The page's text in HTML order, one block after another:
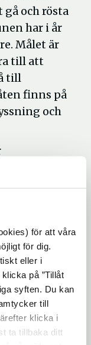
för att våra
för dig.
eller i
på ”Tillåt
syften. Du kan
till
klicka i
ta tillbaka ditt
och rösta
har i år
Målet är
till att
till
finns på
och
låten.
Södertälje
också
13.00
26,